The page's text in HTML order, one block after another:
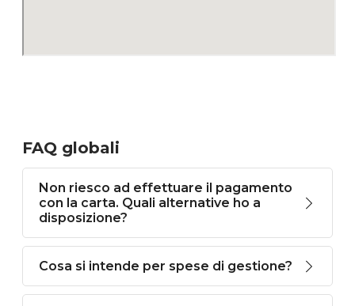
FAQ globali
Non riesco ad effettuare il pagamento
con la carta. Quali alternative ho a
disposizione?
Cosa si intende per spese di gestione?